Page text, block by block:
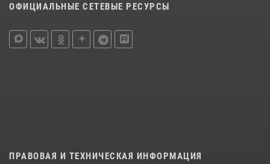
ОФИЦИАЛЬНЫЕ СЕТЕВЫЕ РЕСУРСЫ
ПРАВОВАЯ И ТЕХНИЧЕСКАЯ ИНФОРМАЦИЯ